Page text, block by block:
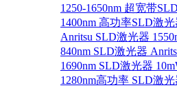
1250-1650nm 超宽带
1400nm 高功率SLD激光
Anritsu SLD激光器
840nm SLD激光器
1690nm SLD激光器
1280nm高功率 SLD激